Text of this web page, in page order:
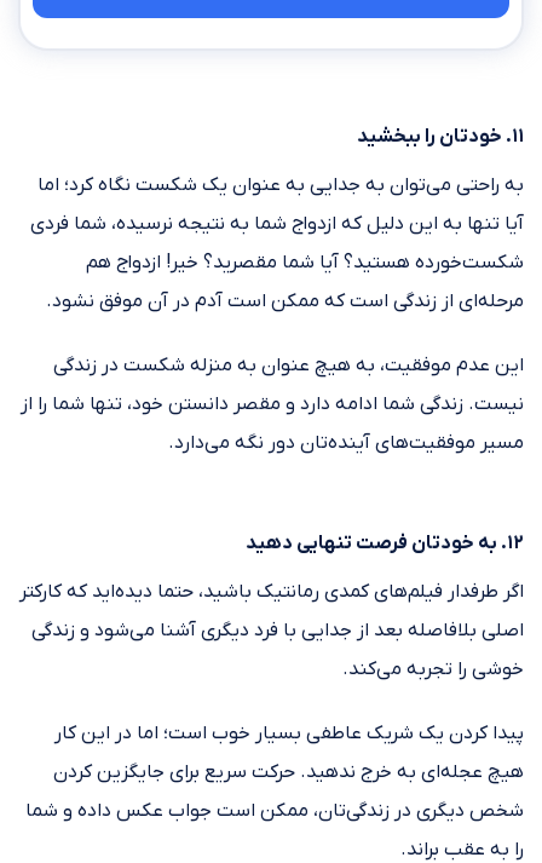
۱۱. خودتان را ببخشید
به راحتی می‌توان به جدایی به عنوان یک شکست نگاه کرد؛ اما
آیا تنها به این دلیل که ازدواج شما به نتیجه نرسیده، شما فردی
شکست‌خورده هستید؟ آیا شما مقصرید؟ خیر! ازدواج هم
مرحله‌ای از زندگی است که ممکن است آدم در آن موفق نشود.
این عدم موفقیت، به هیچ عنوان به منزله شکست در زندگی
نیست. زندگی شما ادامه دارد و مقصر دانستن خود، تنها شما را از
مسیر موفقیت‌های آینده‌تان دور نگه می‌دارد.
۱۲. به خودتان فرصت تنهایی دهید
اگر طرفدار فیلم‌های کمدی رمانتیک باشید، حتما دیده‌اید که کارکتر
اصلی بلافاصله بعد از جدایی با فرد دیگری آشنا می‌شود و زندگی
خوشی را تجربه می‌کند.
پیدا کردن یک شریک عاطفی بسیار خوب است؛ اما در این کار
هیچ عجله‌ای به خرج ندهید. حرکت سریع برای جایگزین کردن
شخص دیگری در زندگی‌تان، ممکن است جواب عکس داده و شما
را به عقب براند.